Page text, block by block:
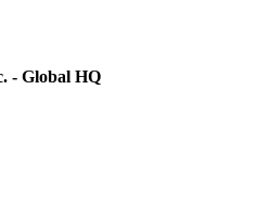
- Global HQ